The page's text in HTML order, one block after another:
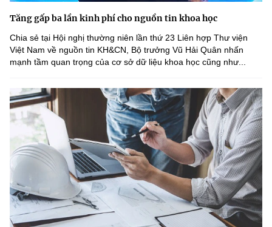
Tăng gấp ba lần kinh phí cho nguồn tin khoa học
Chia sẻ tại Hội nghị thường niên lần thứ 23 Liên hợp Thư viện
Việt Nam về nguồn tin KH&CN, Bộ trưởng Vũ Hải Quân nhấn
mạnh tầm quan trọng của cơ sở dữ liệu khoa học cũng như...